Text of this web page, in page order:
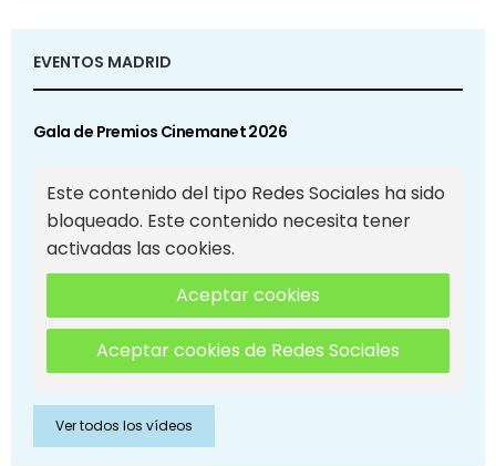
EVENTOS MADRID
Gala de Premios Cinemanet 2026
Este contenido del tipo Redes Sociales ha sido
bloqueado. Este contenido necesita tener
activadas las cookies.
Aceptar cookies
Aceptar cookies de Redes Sociales
Ver todos los vídeos